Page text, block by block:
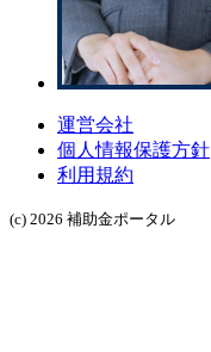
運営会社
個人情報保護方針
利用規約
(c) 2026 補助金ポータル